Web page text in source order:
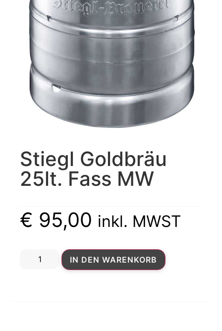
Stiegl Goldbräu
25lt. Fass MW
€ 95,00 inkl. MWST
IN DEN WARENKORB